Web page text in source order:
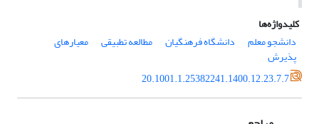
کلیدواژه‌ها
دانشجو معلم
دانشگاه فرهنگیان مطالعه تطبیقی معیارهای
پذیرش
20.1001.1.25382241.1400.12.23.7.7